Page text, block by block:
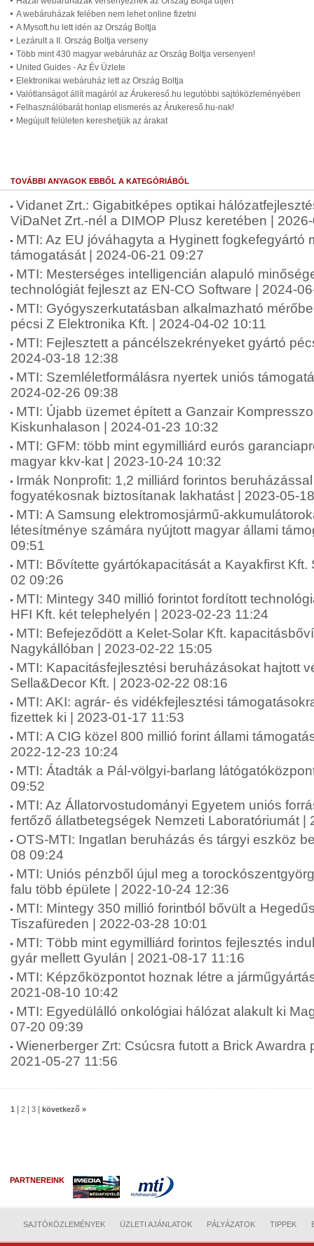
A webáruházak felében nem lehet online fizetni
A Mysoft.hu lett idén az Ország Boltja
Lezárult a II. Ország Boltja verseny
Több mint 430 magyar webáruház az Ország Boltja versenyen!
United Guides - Az Év Üzlete
Elektronikai webáruház lett az Ország Boltja
Valótlanságot állít magáról az Árukereső.hu legutóbbi sajtóközleményében
Felhasználóbarát honlap elismerés az Árukereső.hu-nak!
Megújult felületen kereshetjük az árakat
TOVÁBBI ANYAGOK EBBŐL A KATEGÓRIÁBÓL
Vidanet Zrt.: Gigabitképes optikai
ViDaNet Zrt.-nél a DIMOP Plusz keretében |
MTI: Az EU jóváhagyta a Hyginett fogkefegyártó
támogatását | 2024-06-21 09:27
MTI: Mesterséges intelligencián alapuló
technológiát fejleszt az EN-CO Software | 2024-
MTI: Gyógyszerkutatásban alkalmazható
pécsi Z Elektronika Kft. | 2024-04-02 10:11
MTI: Fejlesztett a páncélszekrényeket gyártó
2024-03-18 12:38
MTI: Szemléletformálásra nyertek uniós
2024-02-26 09:38
MTI: Újabb üzemet épített a Ganzair
Kiskunhalason | 2024-01-23 10:32
MTI: GFM: több mint egymilliárd eurós
magyar kkv-kat | 2023-10-24 10:32
Irmák Nonprofit: 1,2 milliárd forintos
fogyatékosnak biztosítanak lakhatást | 2023-05-
MTI: A Samsung elektromosjármű-
létesítménye számára nyújtott magyar állami
09:51
MTI: Bővítette gyártókapacitását a Kayakfirst
02 09:26
MTI: Mintegy 340 millió forintot fordított
HFI Kft. két telephelyén | 2023-02-23 11:24
MTI: Befejeződött a Kelet-Solar Kft.
Nagykállóban | 2023-02-22 15:05
MTI: Kapacitásfejlesztési beruházásokat hajtott
Sella&Decor Kft. | 2023-02-22 08:16
MTI: AKI: agrár- és vidékfejlesztési
fizettek ki | 2023-01-17 11:53
MTI: A CIG közel 800 millió forint állami
2022-12-23 10:24
MTI: Átadták a Pál-völgyi-barlang
09:52
MTI: Az Állatorvostudományi Egyetem uniós
fertőző állatbetegségek Nemzeti Laboratóriumát |
OTS-MTI: Ingatlan beruházás és tárgyi eszköz
08 09:24
MTI: Uniós pénzből újul meg a
falu több épülete | 2022-10-24 12:36
MTI: Mintegy 350 millió forintból bővült a
Tiszafüreden | 2022-03-28 10:01
MTI: Több mint egymilliárd forintos fejlesztés
gyár mellett Gyulán | 2021-08-17 11:16
MTI: Képzőközpontot hoznak létre a
2021-08-10 10:42
MTI: Egyedülálló onkológiai hálózat alakult ki
07-20 09:39
Wienerberger Zrt: Csúcsra futott a Brick Awardra
2021-05-27 11:56
1 2 3 következő »
PARTNEREINK
SAJTÓKÖZLEMÉNYEK ÜZLETI AJÁNLATOK PÁLYÁZATOK TIPPEK